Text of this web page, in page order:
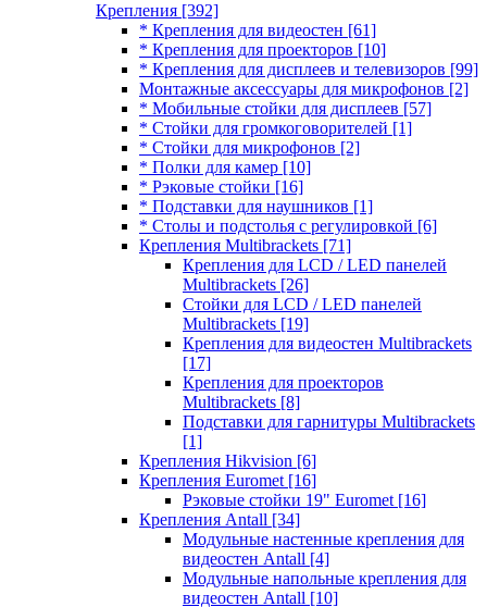
Крепления [392]
* Крепления для видеостен [61]
* Крепления для проекторов [10]
* Крепления для дисплеев и телевизоров [99]
Монтажные аксессуары для микрофонов [2]
* Мобильные стойки для дисплеев [57]
* Стойки для громкоговорителей [1]
* Стойки для микрофонов [2]
* Полки для камер [10]
* Рэковые стойки [16]
* Подставки для наушников [1]
* Столы и подстолья с регулировкой [6]
Крепления Multibrackets [71]
Крепления для LCD / LED панелей
Multibrackets [26]
Стойки для LCD / LED панелей
Multibrackets [19]
Крепления для видеостен Multibrackets
[17]
Крепления для проекторов
Multibrackets [8]
Подставки для гарнитуры Multibrackets
[1]
Крепления Hikvision [6]
Крепления Euromet [16]
Рэковые стойки 19" Euromet [16]
Крепления Antall [34]
Модульные настенные крепления для
видеостен Antall [4]
Модульные напольные крепления для
видеостен Antall [10]